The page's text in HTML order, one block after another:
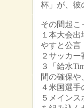
杯」が、彼
その間起こ
１本大会
やすと公言
２サッカ
３「給水
間の確保や
４米国選
５メイン